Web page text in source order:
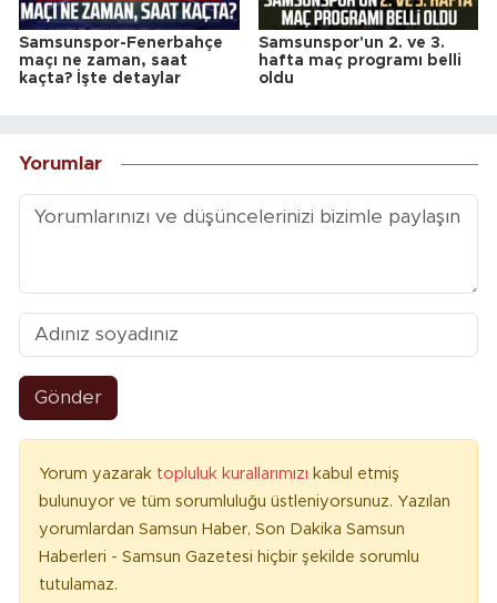
Samsunspor-Fenerbahçe
maçı ne zaman, saat
kaçta? İşte detaylar
Samsunspor'un 2. ve 3.
hafta maç programı belli
oldu
Yorumlar
Gönder
Yorum yazarak topluluk kurallarımızı kabul etmiş
bulunuyor ve tüm sorumluluğu üstleniyorsunuz. Yazılan
yorumlardan Samsun Haber, Son Dakika Samsun
Haberleri - Samsun Gazetesi hiçbir şekilde sorumlu
tutulamaz.